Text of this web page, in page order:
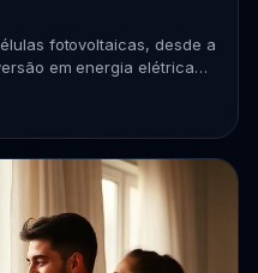
fotovoltaicas, desde a
em energia elétrica